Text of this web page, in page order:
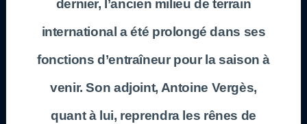
dernier, l’ancien milieu de terrain
international a été prolongé dans ses
fonctions d’entraîneur pour la saison à
venir. Son adjoint, Antoine Vergès,
quant à lui, reprendra les rênes de